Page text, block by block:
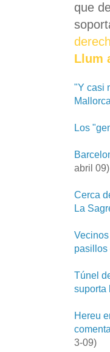
que
Llum
"Y casi
Mallorca
Los
abril 09)
Cerca
La
pasillos
Túnel
suporta
Hereu
3-09)